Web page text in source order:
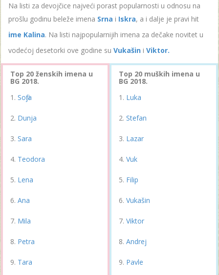
Na listi za devojčice najveći porast popularnosti u odnosu na
prošlu godinu beleže imena Srna i Iskra, a i dalje je pravi hit
ime Kalina. Na listi najpopularnijih imena za dečake novitet u
vodećoj desetorki ove godine su Vukašin i Viktor.
Top 20 ženskih imena u
BG 2018.
Sofija
Dunja
Sara
Teodora
Lena
Ana
Mila
Petra
Tara
Top 20 muških imena u
BG 2018.
Luka
Stefan
Lazar
Vuk
Filip
Vukašin
Viktor
Andrej
Pavle